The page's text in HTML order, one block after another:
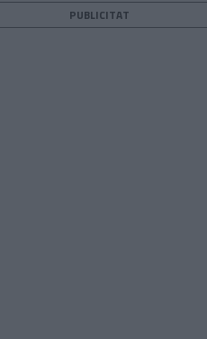
PUBLICITAT